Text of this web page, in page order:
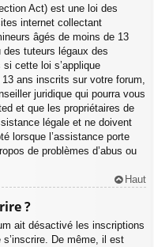
Act) est une loi des
internet collectant
âgés de moins de 13
tuteurs légaux des
cette loi s’applique
ans inscrits sur votre forum,
juridique qui pourra vous
et que les propriétaires de
légale et ne doivent
lorsque l’assistance porte
de problèmes d’abus ou
Haut
?
ait désactivé les inscriptions
De même, il est